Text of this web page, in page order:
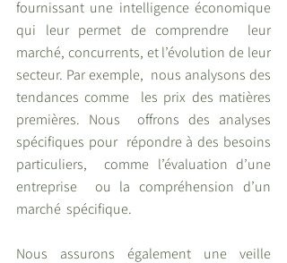
fournissant une intelligence économique
qui leur permet de comprendre  leur
marché, concurrents, et l’évolution de leur
secteur. Par exemple,  nous analysons des
tendances comme  les prix des matières
premières. Nous  offrons des analyses
spécifiques pour  répondre à des besoins
particuliers,  comme l’évaluation d’une
entreprise  ou la compréhension d’un
marché  spécifique.
Nous assurons également une veille